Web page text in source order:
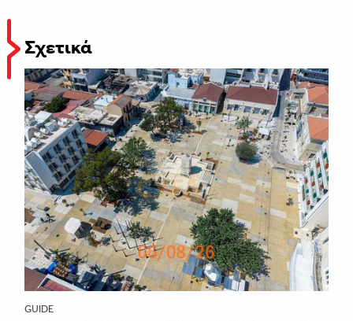
Σχετικά
GUIDE